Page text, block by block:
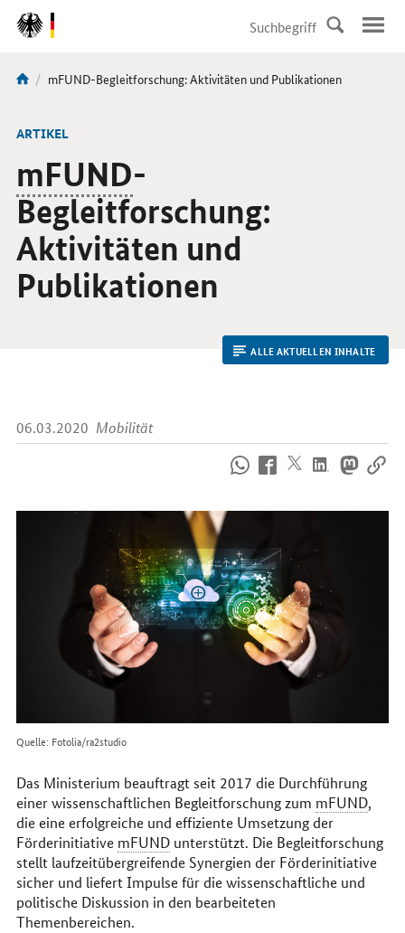
DirektZu:
Navigation
Sie
hier:
Aktuelle
mFUND-Begleitforschung: Aktivitäten und Publikationen
ARTIKEL
mFUND-
Begleitforschung:
Aktivitäten und
Publikationen
ALLE AKTUELLEN INHALTE
06.03.2020 Mobilität
uns
Quelle: Fotolia/ra2studio
Das Ministerium beauftragt seit 2017 die Durchführung
einer wissenschaftlichen Begleitforschung zum mFUND,
die eine erfolgreiche und effiziente Umsetzung der
Förderinitiative mFUNDunterstützt. Die Begleitforschung
stellt laufzeitübergreifende Synergien der Förderinitiative
sicher und liefert Impulse für die wissenschaftliche und
politische Diskussion in den bearbeiteten
Themenbereichen.